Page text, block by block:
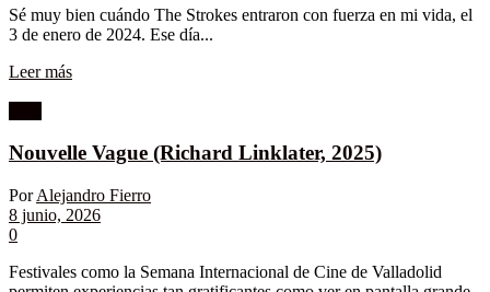
Sé muy bien cuándo The Strokes entraron con fuerza en mi vida, el
3 de enero de 2024. Ese día...
Leer más
Nouvelle Vague (Richard Linklater, 2025)
Por Alejandro Fierro
8 junio, 2026
0
Festivales como la Semana Internacional de Cine de Valladolid